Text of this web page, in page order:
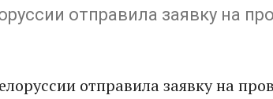
отправила заявку на
отправила заявку на